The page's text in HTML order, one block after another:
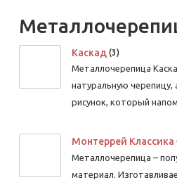
Каскад (3)
Металлочерепица
натуральную черепицу,
рисунок, который
Монтеррей Классика
Металлочерепица –
материал.